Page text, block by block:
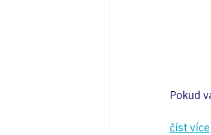
Pokud
číst více